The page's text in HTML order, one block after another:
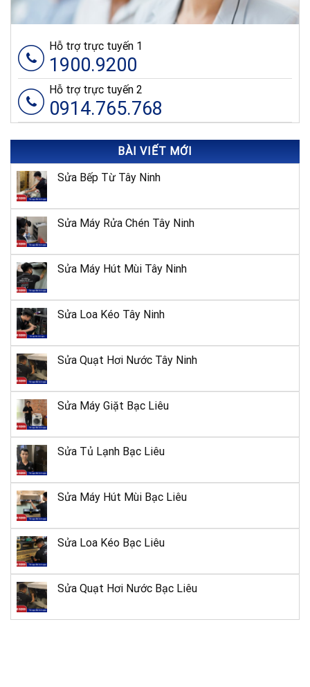
Hỗ trợ trực tuyến 1
1900.9200
Hỗ trợ trực tuyến 2
0914.765.768
BÀI VIẾT MỚI
Sửa Bếp Từ Tây Ninh
Sửa Máy Rửa Chén Tây Ninh
Sửa Máy Hút Mùi Tây Ninh
Sửa Loa Kéo Tây Ninh
Sửa Quạt Hơi Nước Tây Ninh
Sửa Máy Giặt Bạc Liêu
Sửa Tủ Lạnh Bạc Liêu
Sửa Máy Hút Mùi Bạc Liêu
Sửa Loa Kéo Bạc Liêu
Sửa Quạt Hơi Nước Bạc Liêu